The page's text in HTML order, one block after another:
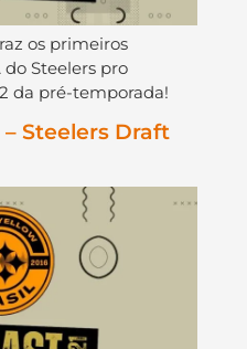
os primeiros
do Steelers pro
da pré-temporada!
– Steelers Draft